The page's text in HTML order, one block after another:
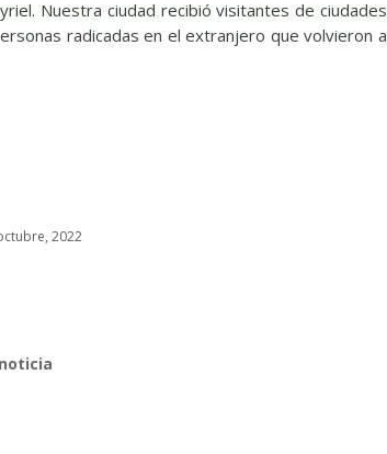
Nuestra ciudad recibió visitantes de ciudades
radicadas en el extranjero que volvieron a
2022